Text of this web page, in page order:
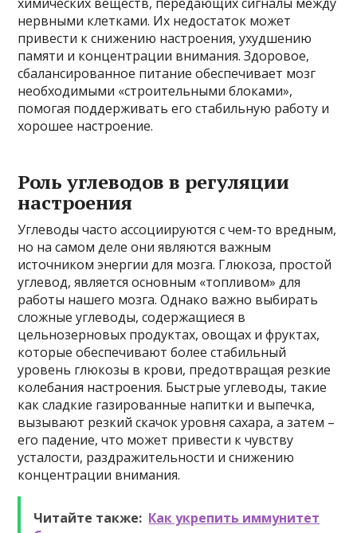
нервными клетками. Их недостаток может
привести к снижению настроения, ухудшению
памяти и концентрации внимания. Здоровое,
сбалансированное питание обеспечивает мозг
необходимыми «строительными блоками»,
помогая поддерживать его стабильную работу и
хорошее настроение.
Роль углеводов в регуляции
настроения
Углеводы часто ассоциируются с чем-то вредным,
но на самом деле они являются важным
источником энергии для мозга. Глюкоза, простой
углевод, является основным «топливом» для
работы нашего мозга. Однако важно выбирать
сложные углеводы, содержащиеся в
цельнозерновых продуктах, овощах и фруктах,
которые обеспечивают более стабильный
уровень глюкозы в крови, предотвращая резкие
колебания настроения. Быстрые углеводы, такие
как сладкие газированные напитки и выпечка,
вызывают резкий скачок уровня сахара, а затем –
его падение, что может привести к чувству
усталости, раздражительности и снижению
концентрации внимания.
Читайте также: Как укрепить иммунитет